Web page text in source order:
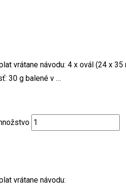
vrátane návodu: 4 x ovál (24 x
30 g balené v …
vrátane návodu: